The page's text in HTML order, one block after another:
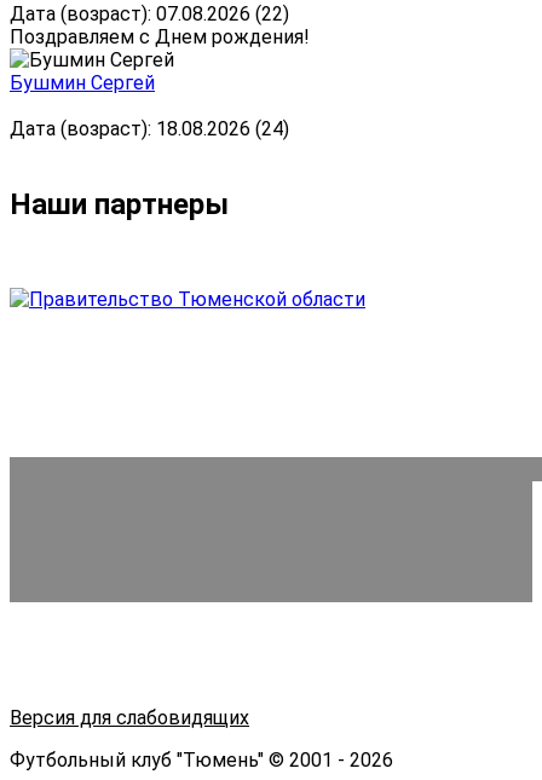
Дата (возраст): 07.08.2026 (22)
Поздравляем с Днем рождения!
Бушмин Сергей
Дата (возраст): 18.08.2026 (24)
Наши партнеры
Версия для слабовидящих
Футбольный клуб "Тюмень" © 2001 - 2026